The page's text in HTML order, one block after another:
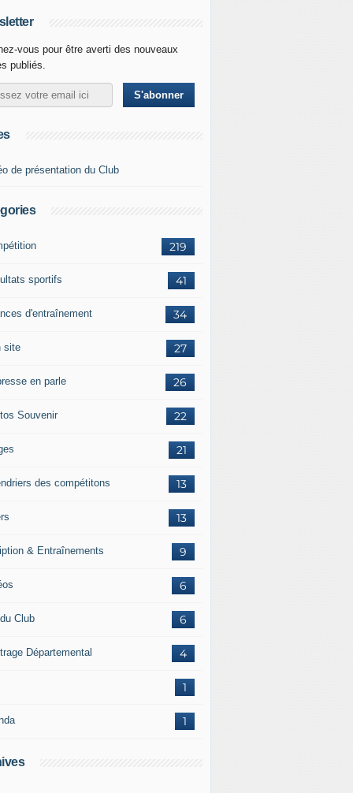
vous pour être averti des nouveaux
publiés.
de présentation du Club
219
41
sportifs
34
d'entraînement
27
site
26
en parle
22
Souvenir
21
13
des compétitons
13
9
& Entraînements
6
6
Club
4
Départemental
1
1